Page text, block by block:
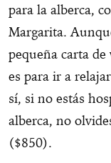
para la alberca,
Margarita.
pequeña carta
es para ir a
sí, si no estás
alberca, no
($850).